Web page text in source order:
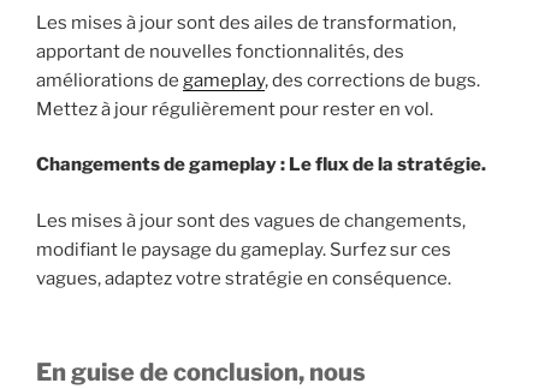
Les mises à jour sont des ailes de transformation,
apportant de nouvelles fonctionnalités, des
améliorations de gameplay, des corrections de bugs.
Mettez à jour régulièrement pour rester en vol.
Changements de gameplay : Le flux de la stratégie.
Les mises à jour sont des vagues de changements,
modifiant le paysage du gameplay. Surfez sur ces
vagues, adaptez votre stratégie en conséquence.
En guise de conclusion, nous